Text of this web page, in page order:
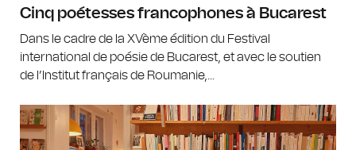
Cinq poétesses francophones à Bucarest
Dans le cadre de la XVème édition du Festival
international de poésie de Bucarest, et avec le soutien
de l’Institut français de Roumanie,...